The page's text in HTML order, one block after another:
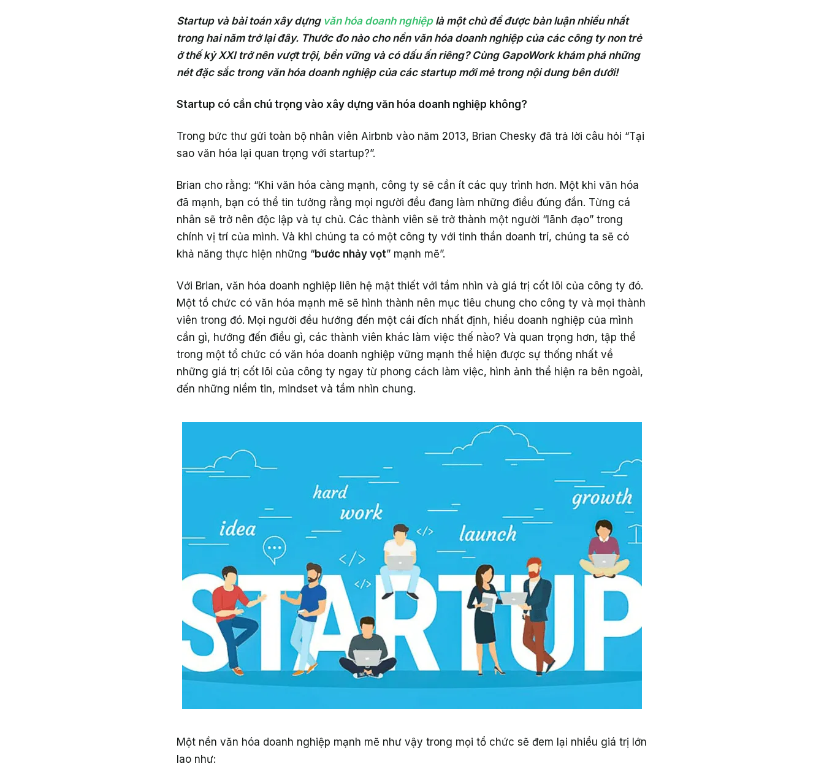
Startup và bài toán xây dựng văn hóa doanh nghiệplà một chủ đề được bàn luận nhiều nhất
trong hai năm trở lại đây. Thước đo nào cho nền văn hóa doanh nghiệp của các công ty non trẻ
ở thế kỷ XXI trở nên vượt trội, bền vững và có dấu ấn riêng? Cùng GapoWork khám phá những
nét đặc sắc trong văn hóa doanh nghiệp của các startup mới mẻ trong nội dung bên dưới!
Startup có cần chú trọng vào xây dựng văn hóa doanh nghiệp không?
Trong bức thư gửi toàn bộ nhân viên Airbnb vào năm 2013, Brian Chesky đã trả lời câu hỏi “Tại
sao văn hóa lại quan trọng với startup?”.
Brian cho rằng: “Khi văn hóa càng mạnh, công ty sẽ cần ít các quy trình hơn. Một khi văn hóa
đã mạnh, bạn có thể tin tưởng rằng mọi người đều đang làm những điều đúng đắn. Từng cá
nhân sẽ trở nên độc lập và tự chủ. Các thành viên sẽ trở thành một người “lãnh đạo” trong
chính vị trí của mình. Và khi chúng ta có một công ty với tinh thần doanh trí, chúng ta sẽ có
khả năng thực hiện những “bước nhảy vọt” mạnh mẽ”.
Với Brian, văn hóa doanh nghiệp liên hệ mật thiết với tầm nhìn và giá trị cốt lõi của công ty đó.
Một tổ chức có văn hóa mạnh mẽ sẽ hình thành nên mục tiêu chung cho công ty và mọi thành
viên trong đó. Mọi người đều hướng đến một cái đích nhất định, hiểu doanh nghiệp của mình
cần gì, hướng đến điều gì, các thành viên khác làm việc thế nào? Và quan trọng hơn, tập thể
trong một tổ chức có văn hóa doanh nghiệp vững mạnh thể hiện được sự thống nhất về
những giá trị cốt lõi của công ty ngay từ phong cách làm việc, hình ảnh thể hiện ra bên ngoài,
đến những niềm tin, mindset và tầm nhìn chung.
Một nền văn hóa doanh nghiệp mạnh mẽ như vậy trong mọi tổ chức sẽ đem lại nhiều giá trị lớn
lao như: